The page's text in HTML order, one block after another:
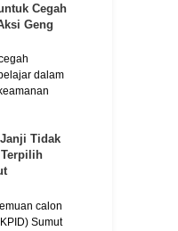
Cegah
Geng
dalam
Tidak
Terpilih
calon
Sumut